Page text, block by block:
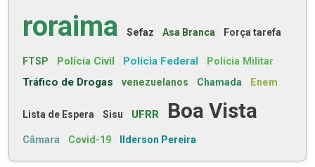
roraima Sefaz Asa Branca Força tarefa
FTSP Polícia Civil Polícia Federal Polícia Militar
Tráfico de Drogas venezuelanos Chamada Enem
Lista de Espera Sisu UFRR Boa Vista
Câmara Covid-19 Ilderson Pereira